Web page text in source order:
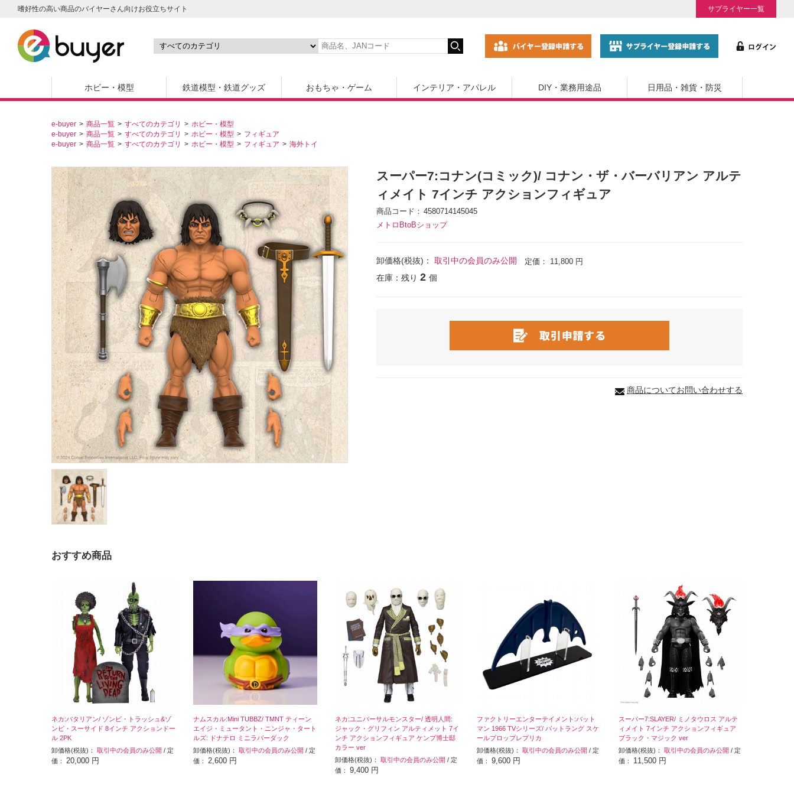
嗜好性の高い商品のバイヤーさん向けお役立ちサイト サプライヤー一覧
ホビー・模型 鉄道模型・鉄道グッズ おもちゃ・ゲーム インテリア・アパレル DIY・業務用途品 日用品・雑貨・防災
e-buyer 商品一覧 すべてのカテゴリ
ホビー・模型
e-buyer
商品一覧 すべてのカテゴリ ホビー・模型
フィギュア
e-buyer
商品一覧 すべてのカテゴリ ホビー・模型 フィギュア 海外トイ
スーパー7:コナン(コミック)/ コナン・ザ・バーバリアン アルテ
ィメイト 7インチ アクションフィギュア
商品コード
4580714145045
メトロBtoBショップ
卸価格(税抜)： 取引中の会員のみ公開 定価： 11,800 円
在庫：残り 2 個
商品についてお問い合わせする
おすすめ商品
ネカ:バタリアン/ ゾンビ・トラッシュ&ゾ
ンビ・スーサイド 8インチ アクションドー
ル 2PK
卸価格(税抜)： 取引中の会員のみ公開 / 定
価： 20,000 円
ナムスカル:Mini TUBBZ/ TMNT ティーン
エイジ・ミュータント・ニンジャ・タート
ルズ: ドナテロ ミニラバーダック
卸価格(税抜)： 取引中の会員のみ公開 / 定
価： 2,600 円
ネカ:ユニバーサルモンスター/ 透明人間:
ジャック・グリフィン アルティメット 7イ
ンチ アクションフィギュア ケンプ博士邸
カラー ver
卸価格(税抜)： 取引中の会員のみ公開 / 定
価： 9,400 円
ファクトリーエンターテイメント:バット
マン 1966 TVシリーズ/ バットラング スケ
ールプロップレプリカ
卸価格(税抜)： 取引中の会員のみ公開 / 定
価： 9,600 円
スーパー7:SLAYER/ ミノタウロス アルテ
ィメイト 7インチ アクションフィギュア
ブラック・マジック ver
卸価格(税抜)： 取引中の会員のみ公開 / 定
価： 11,500 円